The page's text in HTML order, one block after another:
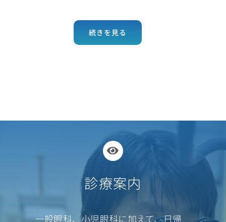
続きを見る
診療案内
一般眼科、小児眼科に加えて、日帰